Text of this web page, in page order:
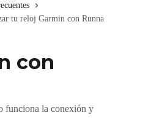
tu reloj Garmin con Runna
con
funciona la conexión y